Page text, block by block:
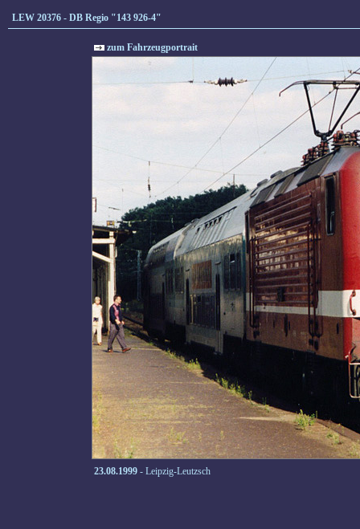
LEW 20376 - DB Regio "143 926-4"
zum Fahrzeugportrait
23.08.1999 - Leipzig-Leutzsch